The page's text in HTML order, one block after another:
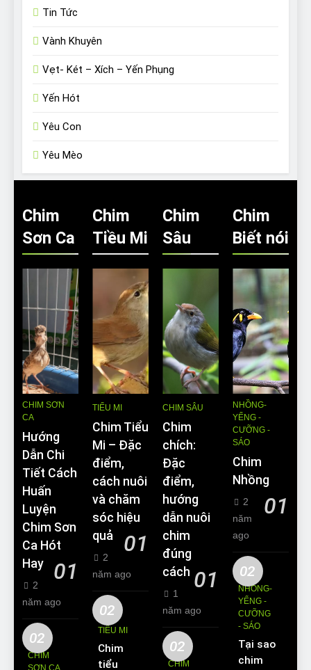
Tin Tức
Vành Khuyên
Vẹt- Két – Xích – Yến Phụng
Yến Hót
Yêu Con
Yêu Mèo
Chim
Sơn Ca
CHIM SƠN
CA
Hướng
Dẫn Chi
Tiết Cách
Huấn
Luyện
Chim Sơn
Ca Hót
Hay
01
2
năm ago
02
CHIM
Chim
Tiều Mi
TIỂU MI
Chim Tiểu
Mi – Đặc
điểm,
cách nuôi
và chăm
sóc hiệu
quả
01
2
năm ago
02
TIỂU MI
Chim
tiểu mi
Chim
Sâu
CHIM SÂU
Chim
chích:
Đặc
điểm,
hướng
dẫn nuôi
chim
đúng
cách 01
1
năm ago
02
CHIM
Chim
Biết nói
NHỒNG-
YỂNG -
CƯỠNG -
SÁO
Chim
Nhồng
01
2
năm
ago
02
NHỒNG-
YỂNG -
CƯỠNG
- SÁO
Tại sao
chim